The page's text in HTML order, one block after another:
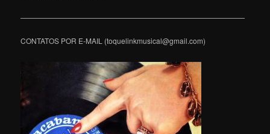
———————————————————————————————
CONTATOS POR E-MAIL (toquelinkmusical@gmail.com)